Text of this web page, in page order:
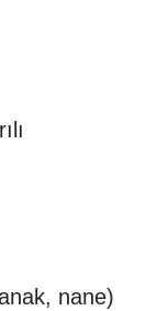
nane)